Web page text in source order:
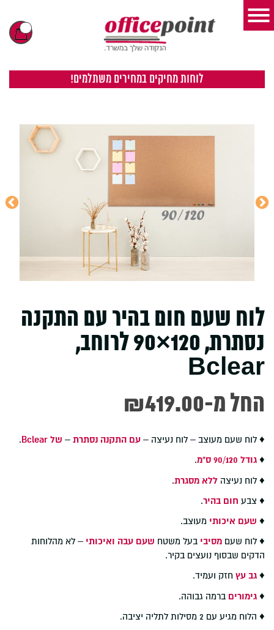
לוחות מחיקים במחירים משתלמים!
לוח שעם חום בהיר עם התקנה
נסתרת, 120×90 לרוחב,
Bclear
₪419.00 -החל מ
♦ לוח שעם מעוצב – לוח נעיצה – עם התקנה נסתרת – של Bclear
.
♦ גודל 90/120 ס"מ
.
♦ לוח נעיצה ללא מסגרת.
♦ צבע חום בהיר.
♦ שעם איכותי מעוצב.
♦ לוח שעם מסיבי בעל משטח שעם עבה ואיכותי – לא מהלוחות
הדקים שבסוף נועצים בקיר.
♦ גב עץ חזק ועמיד.
♦ גימורים ברמה גבוהה.
♦ הלוח מגיע עם 2 מסילות לתליה יציבה.